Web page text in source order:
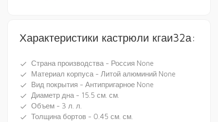
Характеристики кастрюли кгаи32а:
done Страна производства - Россия None
done Материал корпуса - Литой алюминий None
done Вид покрытия - Антипригарное None
done Диаметр дна - 15.5 см. см.
done Объем - 3 л. л.
done Толщина бортов - 0.45 см. см.